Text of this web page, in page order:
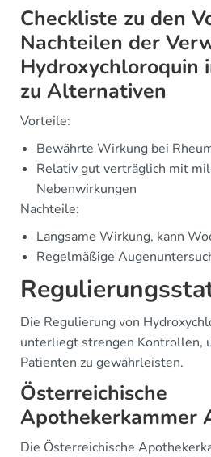
Checkliste zu den
Nachteilen der
Hydroxychloroquin
zu Alternativen
Vorteile:
Bewährte Wirkung bei
Relativ gut verträglich mit
Nebenwirkungen
Nachteile:
Langsame Wirkung, kann
Regelmäßige
Die Regulierung von
unterliegt strengen Kontrollen,
Patienten zu gewährleisten.
Österreichische
Apothekerkammer
Die Österreichische